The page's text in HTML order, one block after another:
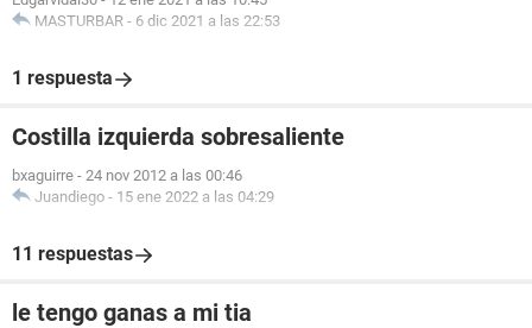
MASTURBAR - 6 dic 2021 a las 22:53
1 respuesta
Costilla izquierda sobresaliente
bxaguirre - 24 nov 2012 a las 00:46
Juandiego - 15 ene 2022 a las 04:29
11 respuestas
le tengo ganas a mi tia